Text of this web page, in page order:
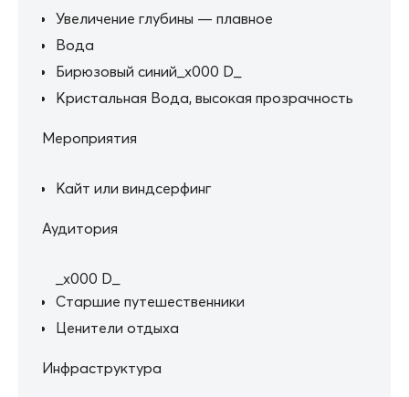
Увеличение глубины — плавное
Вода
Бирюзовый синий_x000 D_
Кристальная Вода, высокая прозрачность
Мероприятия
Кайт или виндсерфинг
Аудитория
_x000 D_
Старшие путешественники
Ценители отдыха
Инфраструктура